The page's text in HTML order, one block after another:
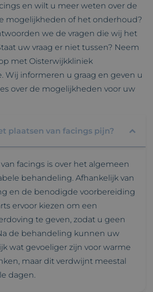
en wilt u meer weten over de
mogelijkheden of het onderhoud?
we de vragen die wij het
uw vraag er niet tussen? Neem
met Oisterwijkkliniek
Wij informeren u graag en geven u
over de mogelijkheden voor uw
plaatsen van facings pijn?
facings is over het algemeen
behandeling. Afhankelijk van
en de benodigde voorbereiding
ervoor kiezen om een
te geven, zodat u geen
de behandeling kunnen uw
wat gevoeliger zijn voor warme
maar dit verdwijnt meestal
dagen.